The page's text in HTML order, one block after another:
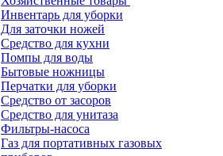
Инвентарь для уборки
Для заточки ножей
Средство для кухни
Помпы для воды
Бытовые ножницы
Перчатки для уборки
Средство от засоров
Средство для унитаза
Фильтры-насоса
Газ для портативных газовых